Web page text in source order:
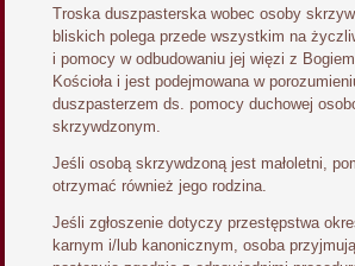
Troska duszpasterska wobec osoby
bliskich polega przede wszystkim na
i pomocy w odbudowaniu jej więzi z
Kościoła i jest podejmowana w
duszpasterzem ds. pomocy duchowej
skrzywdzonym.
Jeśli osobą skrzywdzoną jest małoletni,
otrzymać również jego rodzina.
Jeśli zgłoszenie dotyczy przestępstwa
karnym i/lub kanonicznym, osoba